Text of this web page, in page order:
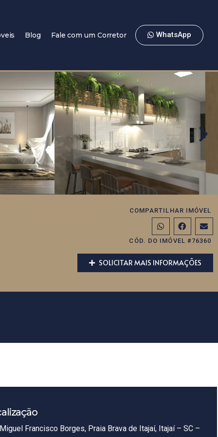
Blog Fale com um Corretor WhatsApp
COMPARTILHAR IMÓVEL
CÓD. DO IMÓVEL #76360
SOLICITAR MAIS INFORMAÇÕES
Francisco Borges, Praia Brava de Itajaí, Itajaí – SC –